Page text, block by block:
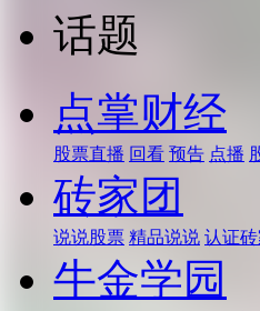
话题
点掌财经
股票直播 回看 预告 点播
砖家团
说说股票 精品说说 认证
牛金学园